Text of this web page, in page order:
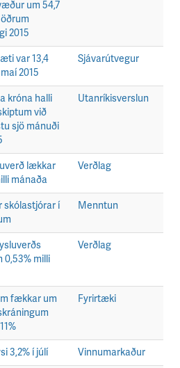
um 54,7
2015
var 13,4
2015
Sjávarútvegur
króna halli
við
sjö mánuði
Utanríkisverslun
lækkar
mánaða
Verðlag
skólastjórar í
Menntun
0,53% milli
Verðlag
fækkar um
Fyrirtæki
3,2% í júlí Vinnumarkaður